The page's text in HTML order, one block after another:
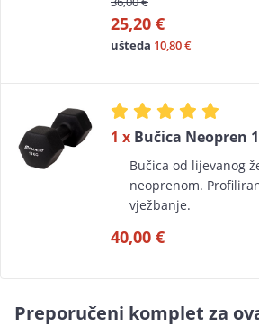
25,20 €
ušteda 10,80 €
1 x Bučica Neopren
Bučica od lijevanog
neoprenom.
vježbanje.
40,00 €
Preporučeni komplet za